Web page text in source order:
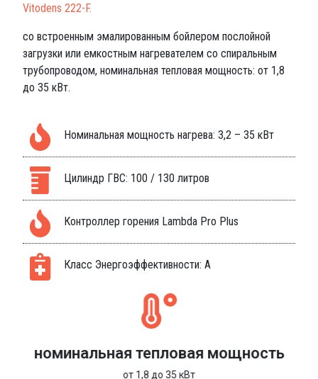
Vitodens 222-F.
со встроенным эмалированным бойлером послойной
загрузки или емкостным нагревателем со спиральным
трубопроводом, номинальная тепловая мощность: от 1,8
до 35 кВт.
Номинальная мощность нагрева: 3,2 – 35 кВт
Цилиндр ГВС: 100 / 130 литров
Контроллер горения Lambda Pro Plus
Класс Энергоэффективности: A
номинальная тепловая мощность
от 1,8 до 35 кВт